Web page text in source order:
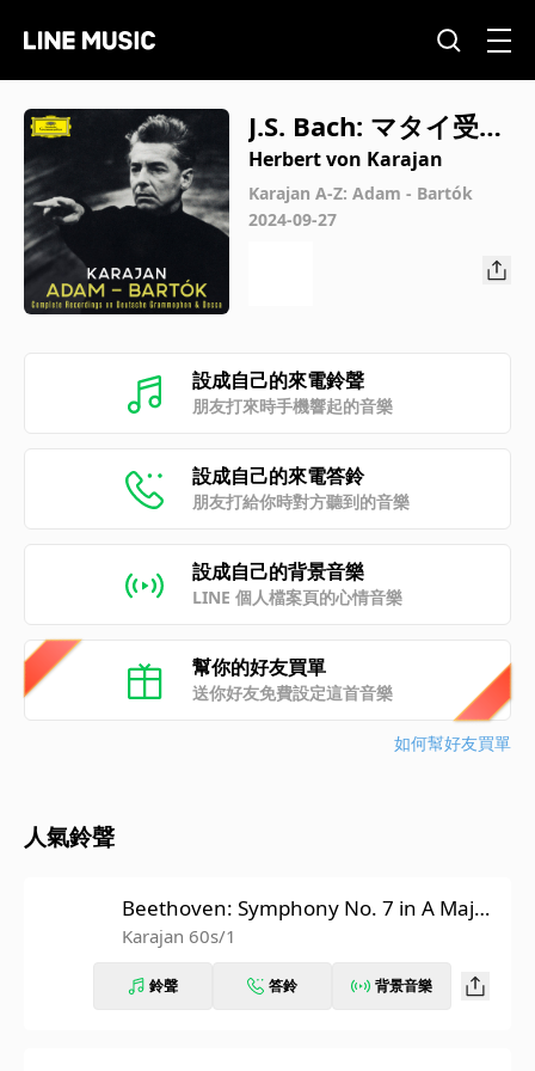
J.S. Bach: マタイ受難
曲 BWV.244: 第40曲
レチタティーヴォ
「わがイエスは嘘い
つわりの証しにも黙
Herbert von Karajan
Karajan A-Z: Adam - Bartók
2024-09-27
設成自己的來電鈴聲
朋友打來時手機響起的音樂
設成自己的來電答鈴
朋友打給你時對方聽到的音樂
設成自己的背景音樂
LINE 個人檔案頁的心情音樂
幫你的好友買單
送你好友免費設定這首音樂
如何幫好友買單
人氣鈴聲
Beethoven: Symphony No. 7 in A Major,
Op. 92: II. Allegretto (Recorded 1962)
Karajan 60s/1
鈴聲 答鈴 背景音樂